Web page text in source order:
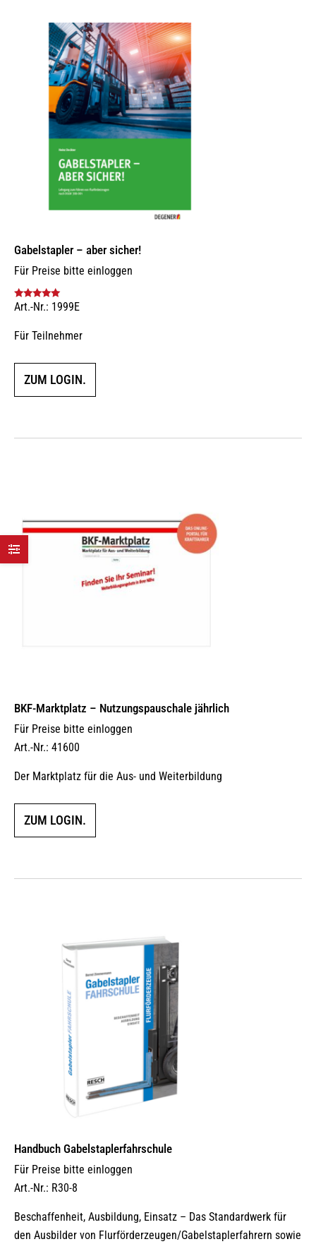
Gabelstapler – aber sicher!
Für Preise bitte einloggen
Bewertet mit
Art.-Nr.: 1999E
Für Teilnehmer
ZUM LOGIN.
BKF-Marktplatz – Nutzungspauschale jährlich
Für Preise bitte einloggen
Art.-Nr.: 41600
Der Marktplatz für die Aus- und Weiterbildung
ZUM LOGIN.
Handbuch Gabelstaplerfahrschule
Für Preise bitte einloggen
Art.-Nr.: R30-8
Beschaffenheit, Ausbildung, Einsatz – Das Standardwerk für
den Ausbilder von Flurförderzeugen/Gabelstaplerfahrern sowie